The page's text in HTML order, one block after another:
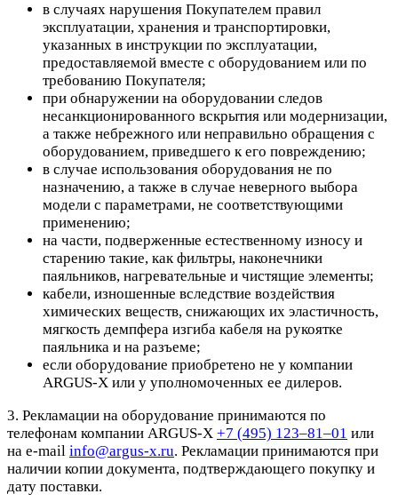
в случаях нарушения Покупателем правил
эксплуатации, хранения и транспортировки,
указанных в инструкции по эксплуатации,
предоставляемой вместе с оборудованием или по
требованию Покупателя;
при обнаружении на оборудовании следов
несанкционированного вскрытия или модернизации,
а также небрежного или неправильно обращения с
оборудованием, приведшего к его повреждению;
в случае использования оборудования не по
назначению, а также в случае неверного выбора
модели с параметрами, не соответствующими
применению;
на части, подверженные естественному износу и
старению такие, как фильтры, наконечники
паяльников, нагревательные и чистящие элементы;
кабели, изношенные вследствие воздействия
химических веществ, снижающих их эластичность,
мягкость демпфера изгиба кабеля на рукоятке
паяльника и на разъеме;
если оборудование приобретено не у компании
ARGUS-X или у уполномоченных ее дилеров.
3. Рекламации на оборудование принимаются по
телефонам компании ARGUS-X +7 (495) 123–81–01 или
на e-mail info@argus-x.ru. Рекламации принимаются при
наличии копии документа, подтверждающего покупку и
дату поставки.